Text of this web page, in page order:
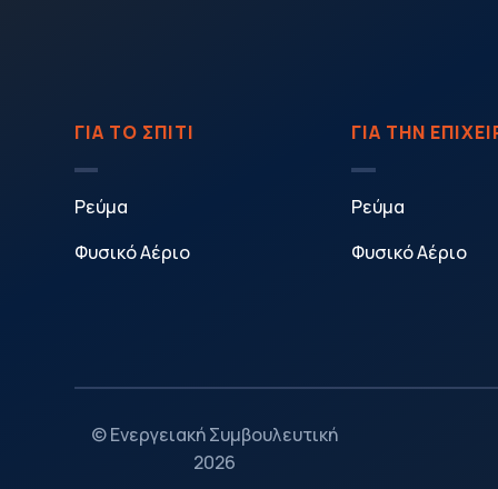
ΓΙΑ ΤΟ ΣΠΙΤΙ
Ρεύμα
Φυσικό Αέριο
ΓΙΑ ΤΗΝ
Ρεύμα
Φυσικό Αέριο
© Ενεργειακή Συμβουλευτική
2026